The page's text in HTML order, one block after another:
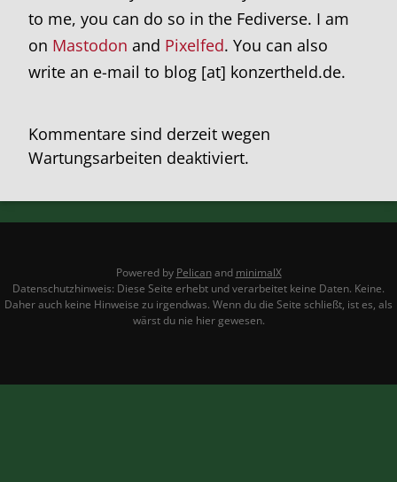
to me, you can do so in the Fediverse. I am
on Mastodon and Pixelfed. You can also
write an e-mail to blog [at] konzertheld.de.
Kommentare sind derzeit wegen
Wartungsarbeiten deaktiviert.
Powered by Pelicanand minimalX
Datenschutzhinweis: Diese Seite erhebt und verarbeitet keine Daten. Keine.
Daher auch keine Hinweise zu irgendwas. Wenn du die Seite schließt, ist es, als
wärst du nie hier gewesen.